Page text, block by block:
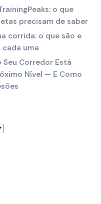
o que
precisam de saber
corrida: o que são e
cada uma
Seu Corredor Está
Nível — E Como